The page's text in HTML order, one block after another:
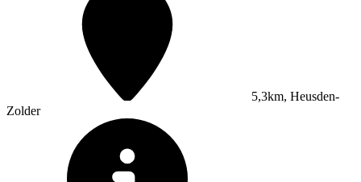
5,3km, Heusden-
Zolder